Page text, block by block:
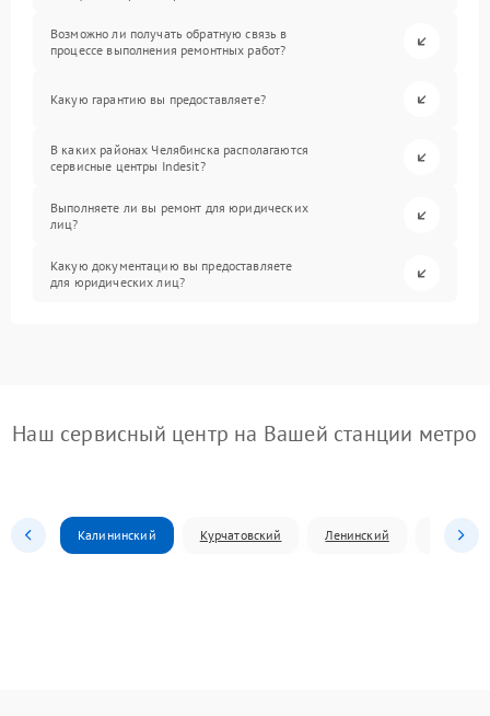
Возможно ли получать обратную связь в
процессе выполнения ремонтных работ?
Какую гарантию вы предоставляете?
В каких районах Челябинска располагаются
сервисные центры Indesit?
Выполняете ли вы ремонт для юридических
лиц?
Какую документацию вы предоставляете
для юридических лиц?
Наш сервисный центр на Вашей станции метро
Калининский Курчатовский Ленинский